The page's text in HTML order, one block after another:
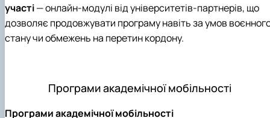
участі— онлайн-модулі від університетів-партнерів, що
дозволяє продовжувати програму навіть за умов
стану чи обмежень на перетин кордону.
Програми академічної мобільності
Програми академічної мобільності